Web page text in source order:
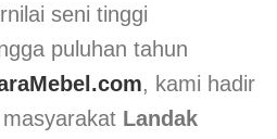
seni tinggi
puluhan tahun
, kami hadir
masyarakat Landak